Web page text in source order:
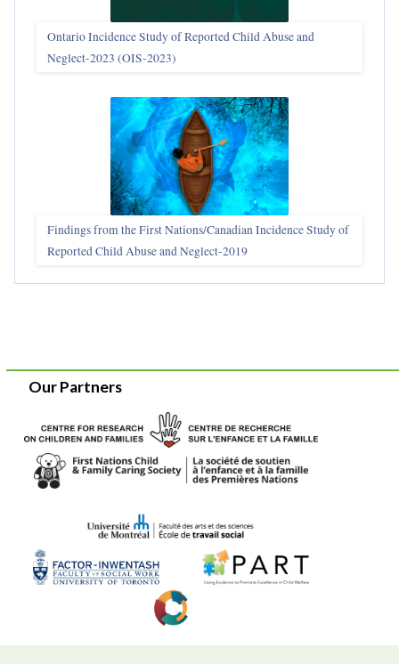
Ontario Incidence Study of Reported Child Abuse and
Neglect-2023 (OIS‑2023)
Findings from the First Nations/Canadian Incidence Study of
Reported Child Abuse and Neglect-2019
Our Partners